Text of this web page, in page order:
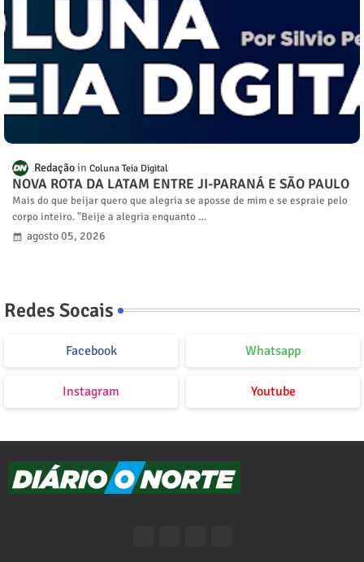
Redação Coluna Teia Digital
NOVA ROTA DA LATAM ENTRE JI-PARANÁ E SÃO PAULO
Mais do que beijar quero que alegria se aposse de mim e se espraie pelo
corpo inteiro. "Beije a alegria enquanto …
agosto 05, 2026
Redes Socais
Facebook Whatsapp
Instagram Youtube